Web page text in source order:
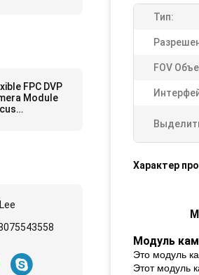
FPC DVP
Module
Тип:
FOV
Характер
Модуль
Это модуль
Этот модуль